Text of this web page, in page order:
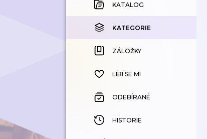
KOUPENÉ
KATEGORIE
ZÁLOŽKY
HISTORIE
KATALOG
KATEGORIE
ZÁLOŽKY
LÍBÍ SE MI
ODEBÍRANÉ
HISTORIE